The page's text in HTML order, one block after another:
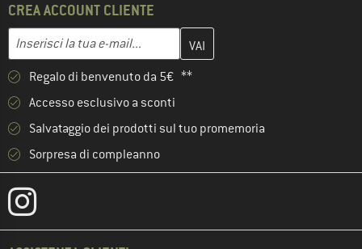
CREA ACCOUNT CLIENTE
Inserisci la tua e-mail...
Inserisci qui il tuo indirizzo e-mail e crea il tuo account cliente
Regalo di benvenuto da 5€ **
Accesso esclusivo a sconti
Salvataggio dei prodotti sul tuo promemoria
Sorpresa di compleanno